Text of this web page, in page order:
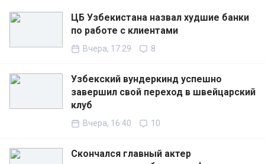
ЦБ Узбекистана назвал худшие банки
по работе с клиентами
Вчера, 17:29 8
Узбекский вундеркинд успешно
завершил свой переход в швейцарский
клуб
Вчера, 16:40 10
Скончался главный актер